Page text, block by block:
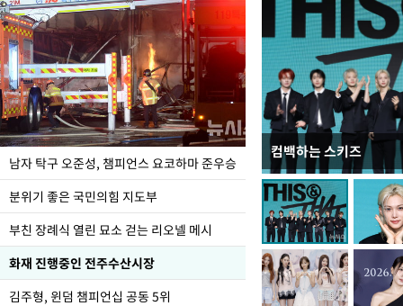
남자 탁구 오준성, 챔피언스 요코하마 준우승
분위기 좋은 국민의힘 지도부
부친 장례식 열린 묘소 걷는 리오넬 메시
화재 진행중인 전주수산시장
김주형, 윈덤 챔피언십 공동 5위
컴백하는 스키즈
한-미, UFS연합연습